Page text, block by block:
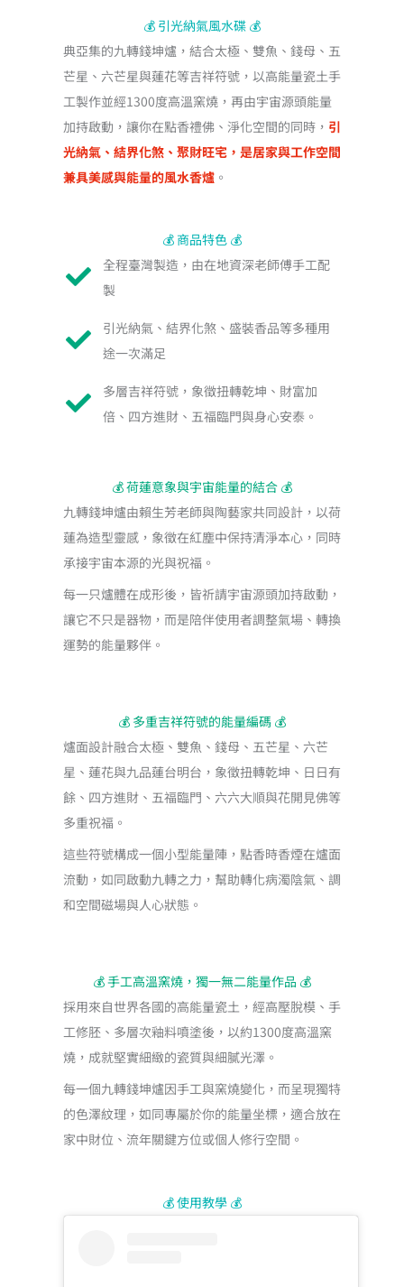
💰 引光納氣風水碟 💰
典亞集的九轉錢坤爐，結合太極、雙魚、錢母、五
芒星、六芒星與蓮花等吉祥符號，以高能量瓷土手
工製作並經1300度高溫窯燒，再由宇宙源頭能量
加持啟動，讓你在點香禮佛、淨化空間的同時， 引
光納氣、結界化煞、聚財旺宅，是居家與工作空間
兼具美感與能量的風水香爐。
💰 商品特色 💰
全程臺灣製造，由在地資深老師傅手工配
製
引光納氣、結界化煞、盛裝香品等多種用
途一次滿足
多層吉祥符號，象徵扭轉乾坤、財富加
倍、四方進財、五福臨門與身心安泰。
💰 荷蓮意象與宇宙能量的結合 💰
九轉錢坤爐由賴生芳老師與陶藝家共同設計，以荷
蓮為造型靈感，象徵在紅塵中保持清淨本心，同時
承接宇宙本源的光與祝福。
每一只爐體在成形後，皆祈請宇宙源頭加持啟動，
讓它不只是器物，而是陪伴使用者調整氣場、轉換
運勢的能量夥伴。
💰 多重吉祥符號的能量編碼 💰
爐面設計融合太極、雙魚、錢母、五芒星、六芒
星、蓮花與九品蓮台明台，象徵扭轉乾坤、日日有
餘、四方進財、五福臨門、六六大順與花開見佛等
多重祝福。
這些符號構成一個小型能量陣，點香時香煙在爐面
流動，如同啟動九轉之力，幫助轉化病濁陰氣、調
和空間磁場與人心狀態。
💰 手工高溫窯燒，獨一無二能量作品 💰
採用來自世界各國的高能量瓷土，經高壓脫模、手
工修胚、多層次釉料噴塗後，以約1300度高溫窯
燒，成就堅實細緻的瓷質與細膩光澤。
每一個九轉錢坤爐因手工與窯燒變化，而呈現獨特
的色澤紋理，如同專屬於你的能量坐標，適合放在
家中財位、流年關鍵方位或個人修行空間。
💰 使用教學 💰